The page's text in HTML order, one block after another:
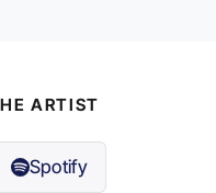
ARTIST
Spotify